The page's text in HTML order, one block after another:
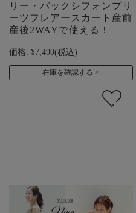
リー・バックシフォンプリ
ーツフレアースカート産前
産後2WAYで使える！
価格: ¥7,490(税込)
在庫を確認する